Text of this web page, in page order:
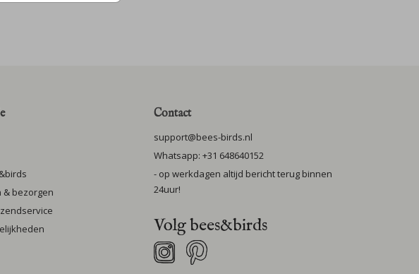
& bezorgen
Contact
support@bees-birds.nl
Whatsapp: +31 648640152
- op werkdagen altijd bericht terug binnen
24uur!
Volg bees&birds